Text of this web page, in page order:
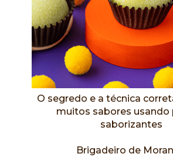
O segredo e a técnica
muitos sabores usando
saborizantes
Brigadeiro de